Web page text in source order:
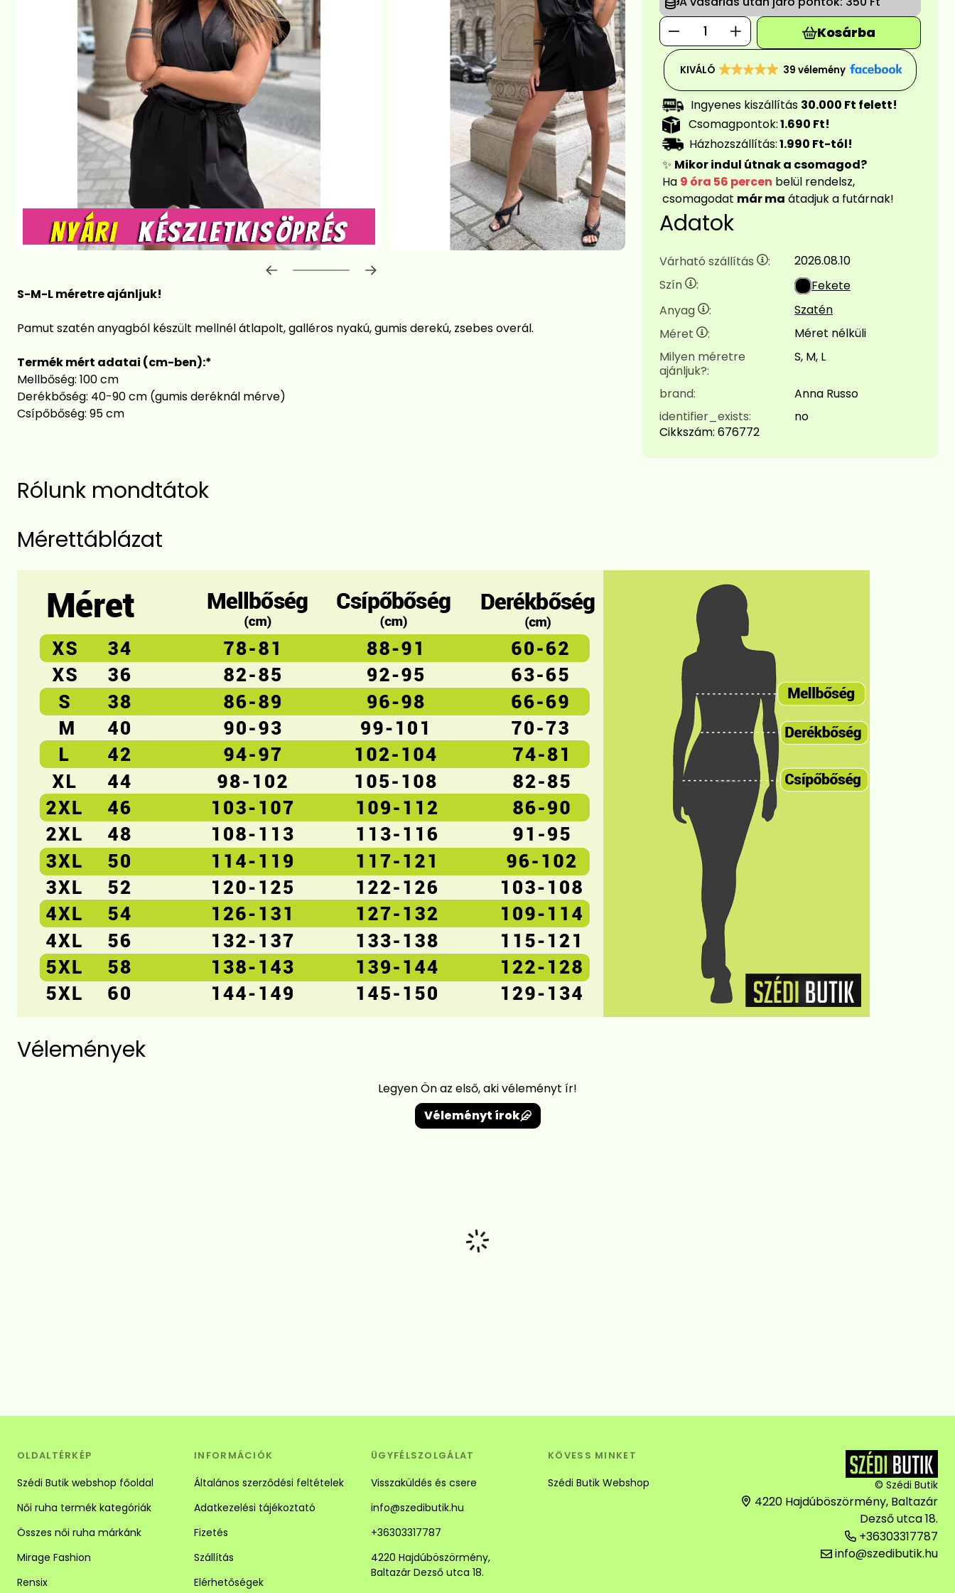
Előrehaladás:
S-M-L méretre ajánljuk!
Pamut szatén anyagból készült mellnél átlapolt, galléros nyakú, gumis derekú, zsebes overál.
Termék mért adatai (cm-ben):*
Mellbőség: 100 cm
Derékbőség: 40-90 cm (gumis deréknál mérve)
Csípőbőség: 95 cm
Kosárba
KIVÁLÓ 39 vélemény
Ingyenes kiszállítás 30.000 Ft felett!
Csomagpontok:1.690 Ft!
Házhozszállítás:1.990 Ft-tól!
✨ Mikor indul útnak a csomagod?
Ha 9 óra 56 percen belül rendelsz,
csomagodat már ma átadjuk a futárnak!
Adatok
Várható szállítás :
2026.08.10
Szín
:
Fekete
Anyag
:
Szatén
Méret
:
Méret nélküli
Milyen méretre
ajánljuk?:
S, M, L
brand:
Anna Russo
identifier_exists:
no
Cikkszám: 676772
Rólunk mondtátok
Mérettáblázat
Vélemények
Legyen Ön az első, aki véleményt ír!
Véleményt írok
OLDALTÉRKÉP
Szédi Butik webshop főoldal
Női ruha termék kategóriák
Összes női ruha márkánk
Mirage Fashion
Rensix
INFORMÁCIÓK
Általános szerződési feltételek
Adatkezelési tájékoztató
Fizetés
Szállítás
Elérhetőségek
ÜGYFÉLSZOLGÁLAT
Visszaküldés és csere
info@szedibutik.hu
+36303317787
4220 Hajdúböszörmény,
Baltazár Dezső utca 18.
KÖVESS MINKET
Szédi Butik Webshop © Szédi Butik
4220 Hajdúböszörmény, Baltazár
Dezső utca 18.
+36303317787
info@szedibutik.hu